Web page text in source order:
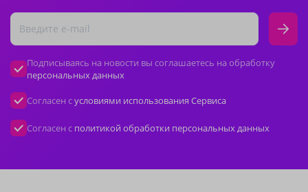
Подписываясь на новости вы соглашаетесь на обработку
персональных данных
Согласен сусловиями использования Сервиса
Согласен с политикой обработки персональных данных